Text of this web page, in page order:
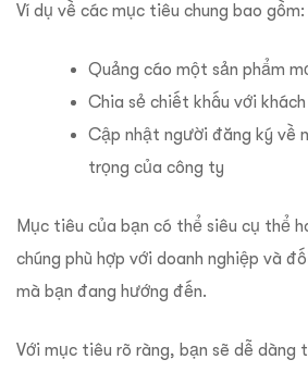
Ví dụ về các mục tiêu chung bao gồm:
Quảng cáo một sản phẩm
Chia sẻ chiết khấu với
Cập nhật người đăng ký về
trọng của công ty
Mục tiêu của bạn có thể siêu cụ thể
chúng phù hợp với doanh nghiệp và
mà bạn đang hướng đến.
Với mục tiêu rõ ràng, bạn sẽ dễ dàng